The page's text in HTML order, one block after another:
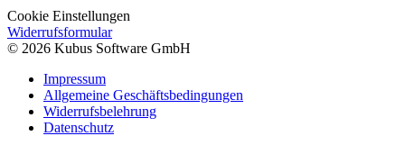
Cookie Einstellungen
Widerrufsformular
© 2026 Kubus Software GmbH
Impressum
Allgemeine Geschäftsbedingungen
Widerrufsbelehrung
Datenschutz